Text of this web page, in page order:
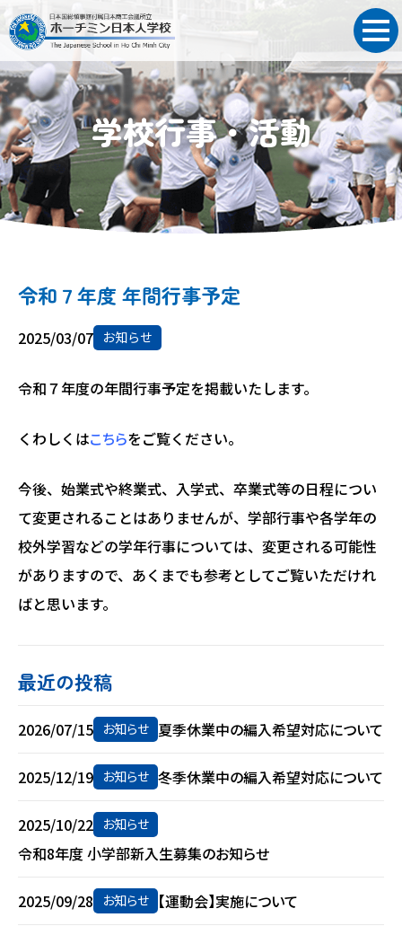
学校行事・活動
令和７年度 年間行事予定
2025/03/07 お知らせ
令和７年度の年間行事予定を掲載いたします。
くわしくはこちらをご覧ください。
今後、始業式や終業式、入学式、卒業式等の日程につい
て変更されることはありませんが、学部行事や各学年の
校外学習などの学年行事については、変更される可能性
がありますので、あくまでも参考としてご覧いただけれ
ばと思います。
最近の投稿
2026/07/15 お知らせ 夏季休業中の編入希望対応について
2025/12/19 お知らせ 冬季休業中の編入希望対応について
2025/10/22 お知らせ
令和8年度 小学部新入生募集のお知らせ
2025/09/28 お知らせ 【運動会】実施について